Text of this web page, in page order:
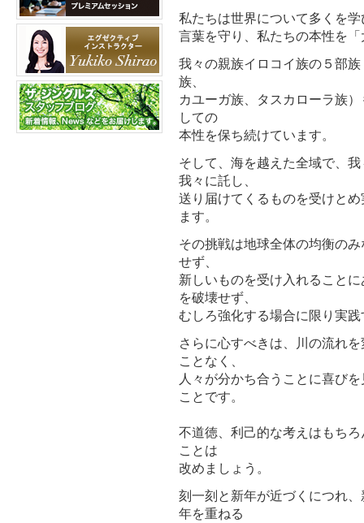
私たちは世界について多くを
言葉を守り、私たちの本性を
我々の親族イロコイ族の５部
族、
カユーガ族、タスカローラ族
しての
本性を保ち続けています。
そして、海を越えた全域で、
我々に託し、
送り届けてくるものを受けと
ます。
その挑戦は地球全体の均衡の
せず、
新しいものを受け入れること
を破壊せず、
むしろ強化する場合に限り実
さらに心すべきは、川の流れ
ことなく、
人々が分かち合うことに喜び
ことです。
不道徳、利己的な考えはもち
ことは
改めましょう。
刻一刻と新年が近づくにつれ
年を重ねる